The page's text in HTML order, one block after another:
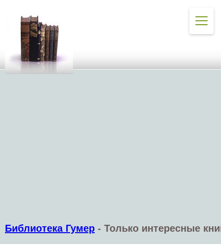
Библиотека Гумер - Только интересные